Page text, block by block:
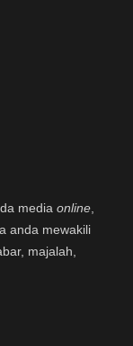
media online
anda mewakili
majalah,